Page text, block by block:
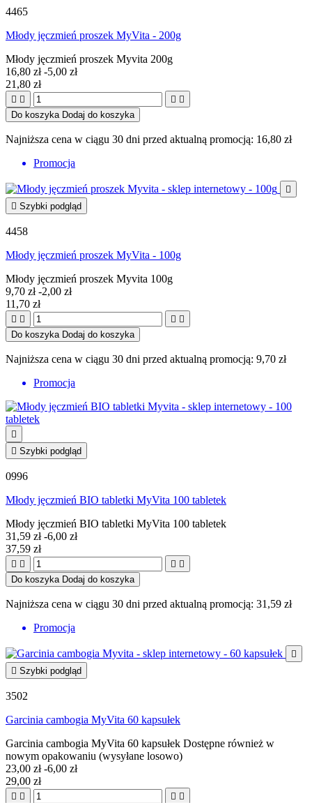
4465
Młody jęczmień proszek MyVita - 200g
Młody jęczmień proszek Myvita 200g
16,80 zł-5,00 zł
21,80 zł
   
Do koszyka Dodaj do koszyka
Najniższa cena w ciągu 30 dni przed aktualną promocją: 16,80 zł
Promocja

 Szybki podgląd
4458
Młody jęczmień proszek MyVita - 100g
Młody jęczmień proszek Myvita 100g
9,70 zł-2,00 zł
11,70 zł
   
Do koszyka Dodaj do koszyka
Najniższa cena w ciągu 30 dni przed aktualną promocją: 9,70 zł
Promocja

 Szybki podgląd
0996
Młody jęczmień BIO tabletki MyVita 100 tabletek
Młody jęczmień BIO tabletki MyVita 100 tabletek
31,59 zł-6,00 zł
37,59 zł
   
Do koszyka Dodaj do koszyka
Najniższa cena w ciągu 30 dni przed aktualną promocją: 31,59 zł
Promocja

 Szybki podgląd
3502
Garcinia cambogia MyVita 60 kapsułek
Garcinia cambogia MyVita 60 kapsułek Dostępne również w
nowym opakowaniu (wysyłane losowo)
23,00 zł-6,00 zł
29,00 zł
   